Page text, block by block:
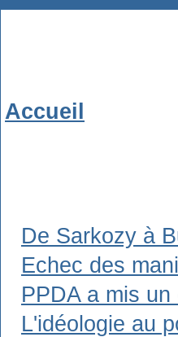
Accueil
De Sarkozy à
Echec des
PPDA a mis
L'idéologie au